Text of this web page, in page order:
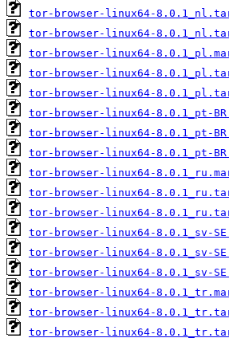
tor-browser-linux64-
tor-browser-linux64-
tor-browser-linux64-
tor-browser-linux64-
tor-browser-linux64-
tor-browser-linux64-8.0.1_pt-
tor-browser-linux64-8.0.1_pt-
tor-browser-linux64-8.0.1_pt-
tor-browser-linux64-
tor-browser-linux64-
tor-browser-linux64-
tor-browser-linux64-8.0.1_sv-
tor-browser-linux64-8.0.1_sv-
tor-browser-linux64-8.0.1_sv-
tor-browser-linux64-
tor-browser-linux64-
tor-browser-linux64-